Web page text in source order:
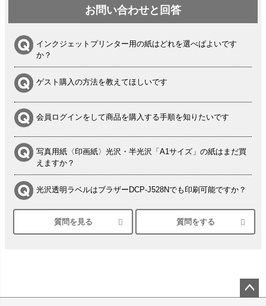
お問い合わせと回答
インクジェットプリンター用の紙はどれを選べばよいです
か？
ゲスト購入の方法を教えてほしいです
会員ログインをして商品を購入する手順を知りたいです
写真用紙〈印画紙〉光沢・半光沢「A1サイズ」の紙はまだ買
えますか？
光沢透明ラベルはブラザーDCP-J528Nでも印刷可能ですか？
シルバーペーパーにEPSON EP-30VAで印刷するときの設定
は？
塩ビのロール紙で離型紙が透明の商品はありますか
質問を見る 質問をする